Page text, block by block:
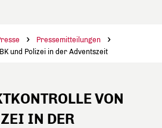
Pressemitteilungen
und Polizei in der Adventszeit
VON
IN DER